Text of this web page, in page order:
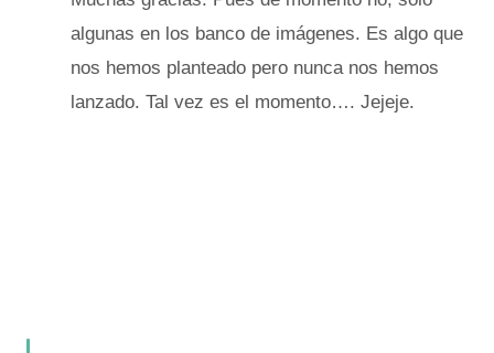
algunas en los banco de imágenes. Es algo que
nos hemos planteado pero nunca nos hemos
lanzado. Tal vez es el momento…. Jejeje.